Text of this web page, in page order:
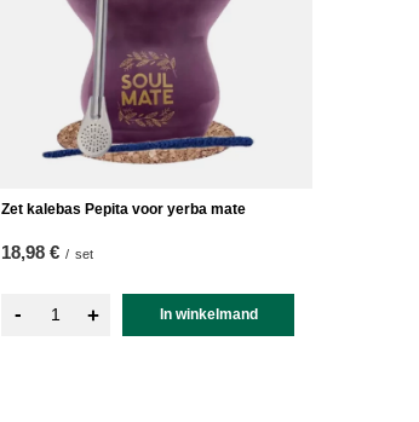
Zet kalebas Pepita voor yerba mate
18,98 € / set
- + In winkelmand